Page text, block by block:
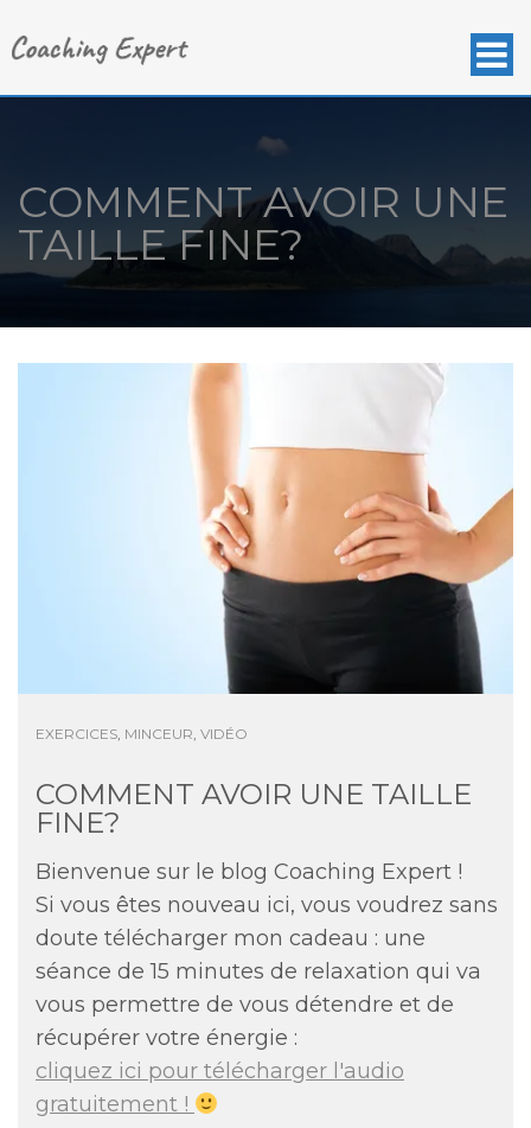
COMMENT AVOIR UNE
TAILLE FINE?
EXERCICES, MINCEUR, VIDÉO
COMMENT AVOIR UNE TAILLE
FINE?
Bienvenue sur le blog Coaching Expert !
Si vous êtes nouveau ici, vous voudrez sans
doute télécharger mon cadeau : une
séance de 15 minutes de relaxation qui va
vous permettre de vous détendre et de
récupérer votre énergie :
cliquez ici pour télécharger l'audio
gratuitement !